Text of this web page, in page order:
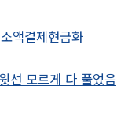
액결제현금화
선 모르게 다 풀었음